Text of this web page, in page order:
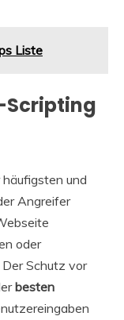
Liste
Scripting
und
Angreifer
oder
Schutz vor
besten